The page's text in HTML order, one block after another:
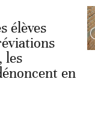
élèves
les
en